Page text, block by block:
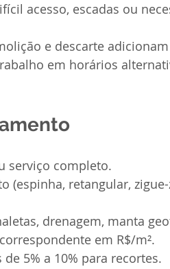
acesso, escadas ou
e descarte
em horários
serviço completo.
(espinha, retangular,
drenagem, manta
em R$/m².
5% a 10% para recortes.